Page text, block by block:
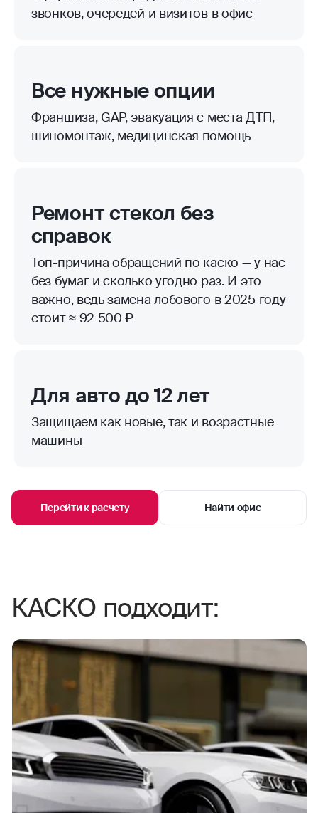
звонков, очередей и визитов в офис
Все нужные опции
Франшиза, GAP, эвакуация с места ДТП,
шиномонтаж, медицинская помощь
Ремонт стекол без
справок
Топ-причина обращений по каско — у нас
без бумаг и сколько угодно раз. И это
важно, ведь замена лобового в 2025 году
стоит ≈ 92 500 ₽
Для авто до 12 лет
Защищаем как новые, так и возрастные
машины
Перейти к расчету Найти офис
КАСКО подходит: